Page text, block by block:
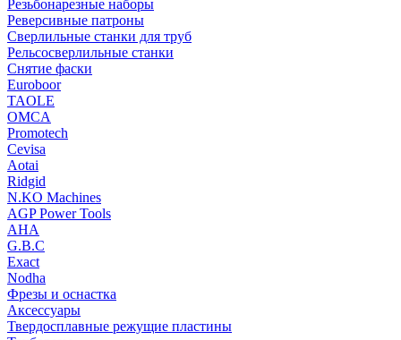
Резьбонарезные наборы
Реверсивные патроны
Сверлильные станки для труб
Рельсосверлильные станки
Снятие фаски
Euroboor
TAOLE
OMCA
Promotech
Cevisa
Aotai
Ridgid
N.KO Machines
AGP Power Tools
AHA
G.B.C
Exact
Nodha
Фрезы и оснастка
Аксессуары
Твердосплавные режущие пластины